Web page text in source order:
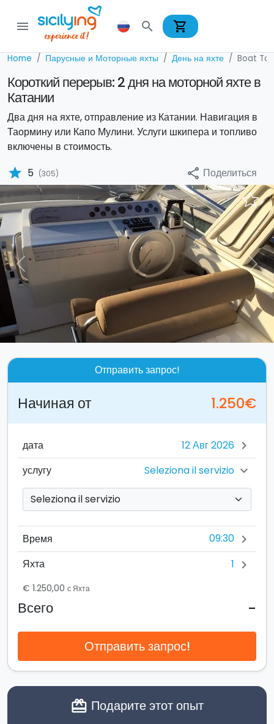
menu search shopping_cart
Home Парусные и Моторные яхты День на яхте Boat
Короткий перерыв: 2 дня на моторной яхте в
Катании
Два дня на яхте, отправление из Катании. Навигация в
Таормину или Капо Мулини. Услуги шкипера и топливо
включены в стоимость.
star 5 (305) share Поделиться
Previous Next
Отправить запрос!
Начиная от 1.250€
дата chevron_right
услугу Seleziona il servizio chevron_right
Время 09:30 chevron_right
Яхта 1 chevron_right
€ 1.250,00 с Яхта
Всего -
Отправить запрос!
card_giftcard Подарите этот опыт